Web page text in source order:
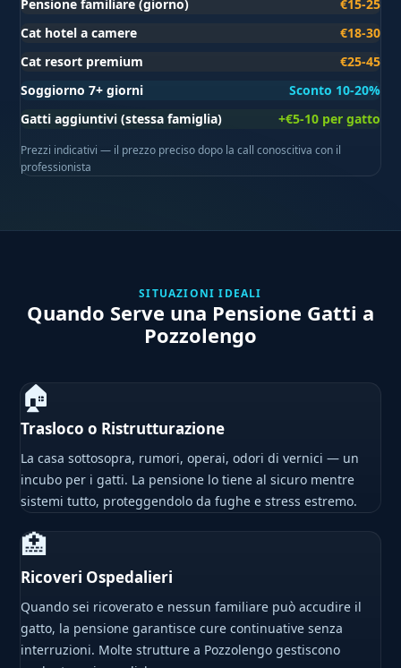
Pensione familiare (giorno)
€15-25
Cat hotel a camere
€18-30
Cat resort premium
€25-45
Soggiorno 7+ giorni
Sconto 10-20%
Gatti aggiuntivi (stessa famiglia)
+€5-10 per gatto
Prezzi indicativi — il prezzo preciso dopo la call conoscitiva con il
professionista
SITUAZIONI IDEALI
Quando Serve una Pensione Gatti a
Pozzolengo
🏠
Trasloco o Ristrutturazione
La casa sottosopra, rumori, operai, odori di vernici — un
incubo per i gatti. La pensione lo tiene al sicuro mentre
sistemi tutto, proteggendolo da fughe e stress estremo.
🏥
Ricoveri Ospedalieri
Quando sei ricoverato e nessun familiare può accudire il
gatto, la pensione garantisce cure continuative senza
interruzioni. Molte strutture a Pozzolengo gestiscono